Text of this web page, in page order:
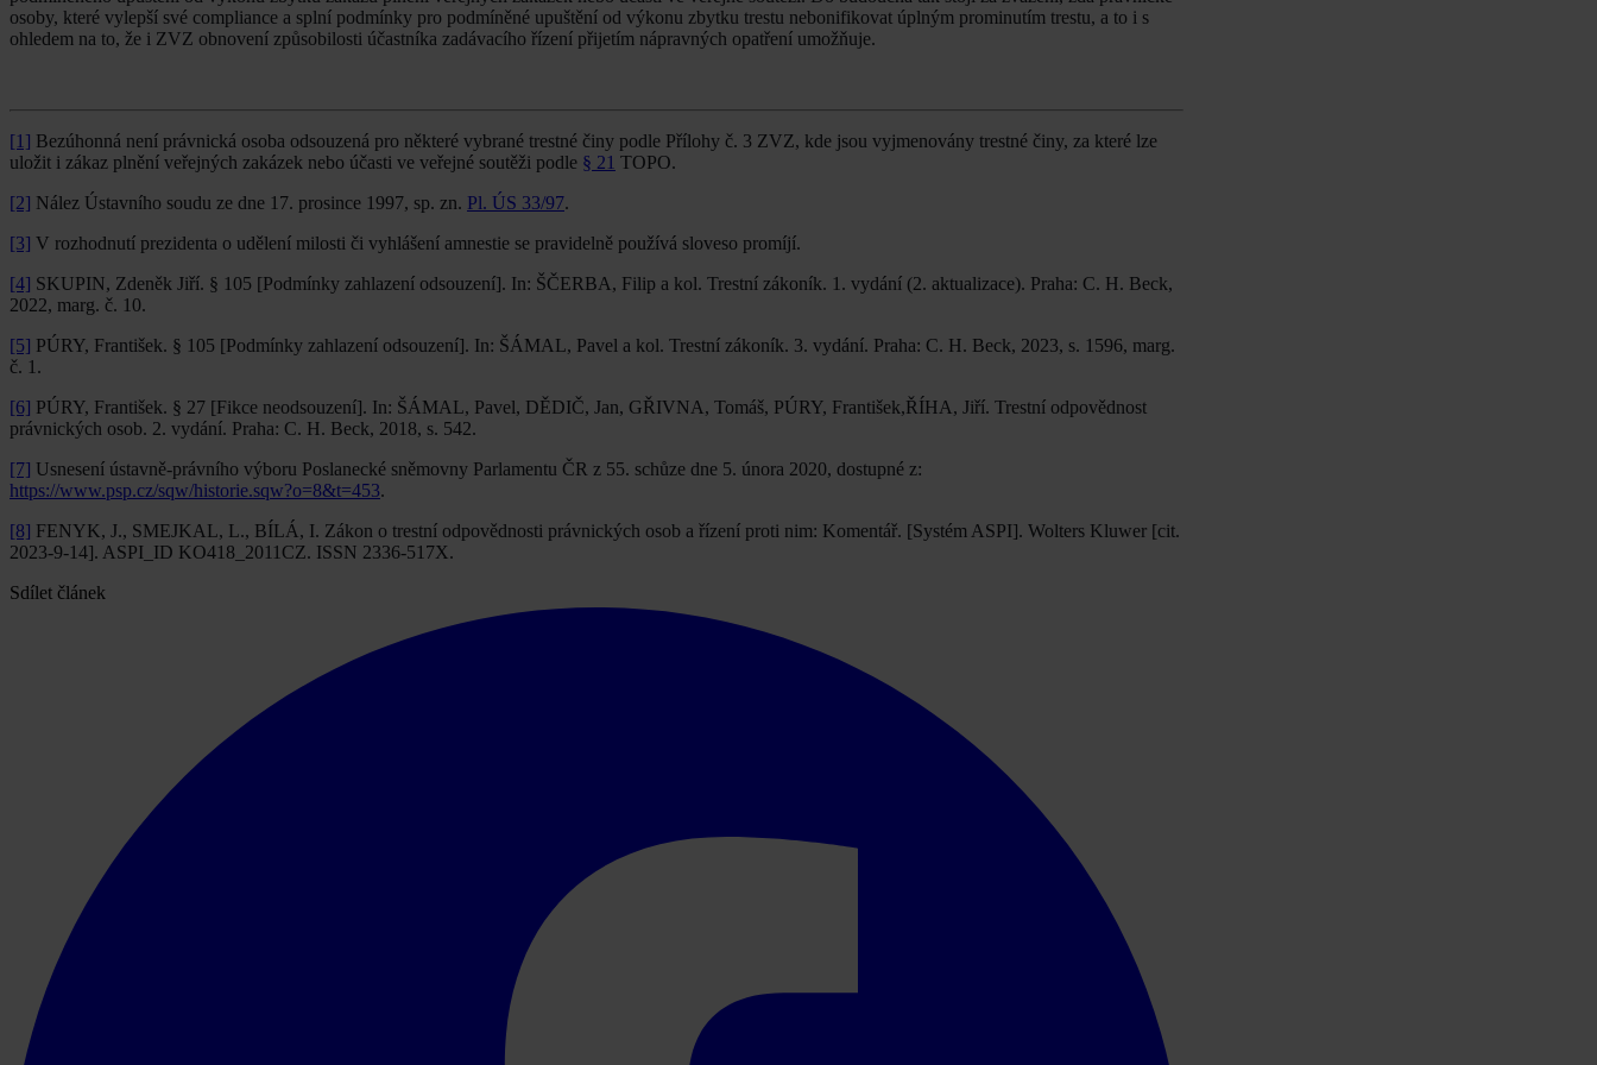
osoby, které vylepší své compliance a splní podmínky pro podmíněné upuštění od výkonu zbytku trestu nebonifikovat úplným prominutím trestu, a to i s
ohledem na to, že i ZVZ obnovení způsobilosti účastníka zadávacího řízení přijetím nápravných opatření umožňuje.
[1] Bezúhonná není právnická osoba odsouzená pro některé vybrané trestné činy podle Přílohy č. 3 ZVZ, kde jsou vyjmenovány trestné činy, za které lze
uložit i zákaz plnění veřejných zakázek nebo účasti ve veřejné soutěži podle § 21 TOPO.
[2] Nález Ústavního soudu ze dne 17. prosince 1997, sp. zn. Pl. ÚS 33/97.
[3] V rozhodnutí prezidenta o udělení milosti či vyhlášení amnestie se pravidelně používá sloveso promíjí.
[4] SKUPIN, Zdeněk Jiří. § 105 [Podmínky zahlazení odsouzení]. In: ŠČERBA, Filip a kol. Trestní zákoník. 1. vydání (2. aktualizace). Praha: C. H. Beck,
2022, marg. č. 10.
[5] PÚRY, František. § 105 [Podmínky zahlazení odsouzení]. In: ŠÁMAL, Pavel a kol. Trestní zákoník. 3. vydání. Praha: C. H. Beck, 2023, s. 1596, marg.
č. 1.
[6] PÚRY, František. § 27 [Fikce neodsouzení]. In: ŠÁMAL, Pavel, DĚDIČ, Jan, GŘIVNA, Tomáš, PÚRY, František,ŘÍHA, Jiří. Trestní odpovědnost
právnických osob. 2. vydání. Praha: C. H. Beck, 2018, s. 542.
[7] Usnesení ústavně-právního výboru Poslanecké sněmovny Parlamentu ČR z 55. schůze dne 5. února 2020, dostupné z:
https://www.psp.cz/sqw/historie.sqw?o=8&t=453.
[8] FENYK, J., SMEJKAL, L., BÍLÁ, I. Zákon o trestní odpovědnosti právnických osob a řízení proti nim: Komentář. [Systém ASPI]. Wolters Kluwer [cit.
2023-9-14]. ASPI_ID KO418_2011CZ. ISSN 2336-517X.
Sdílet článek